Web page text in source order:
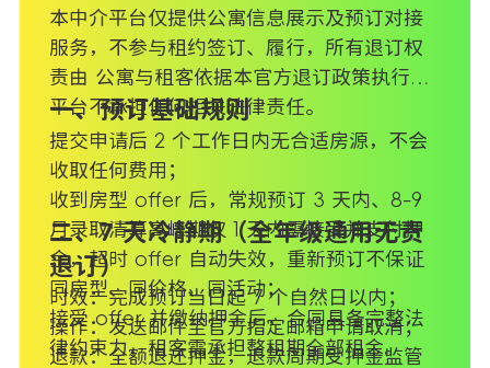
本中介平台仅提供公寓信息展示及预订对接
服务，不参与租约签订、履行，所有退订权
责由 公寓与租客依据本官方退订政策执行，
平台不承担任何相关法律责任。
一、预订基础规则
提交申请后 2 个工作日内无合适房源，不会
收取任何费用；
收到房型 offer 后，常规预订 3 天内、8-9
月录取清算高峰期仅 1 天内需接受并支付押
金，超时 offer 自动失效，重新预订不保证
同房型、同价格、同活动；
接受 offer 并缴纳押金后，合同具备完整法
律约束力，租客需承担整租期全部租金。
二、7 天冷静期（全年级通用无责
退订）
时效：完成预订当日起 7 个自然日以内；
操作：发送邮件至官方指定邮箱申请取消；
退款：全额退还押金，退款周期受押金监管